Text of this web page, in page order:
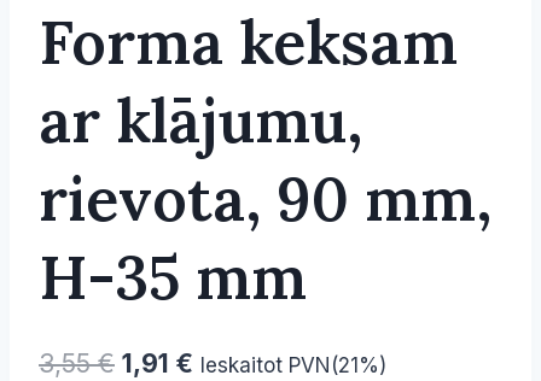
Forma keksam
ar klājumu,
rievota, 90 mm,
H-35 mm
3,55€ Original
1,91 € Current
Ieskaitot PVN(21%)